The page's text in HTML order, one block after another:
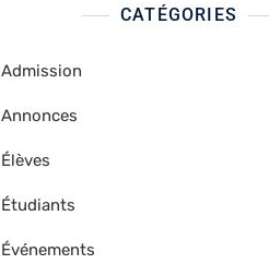
CATÉGORIES
Admission
Annonces
Élèves
Étudiants
Événements